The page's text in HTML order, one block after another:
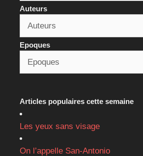
Auteurs
Epoques
Articles populaires cette semaine
Les yeux sans visage
On l’appelle San-Antonio